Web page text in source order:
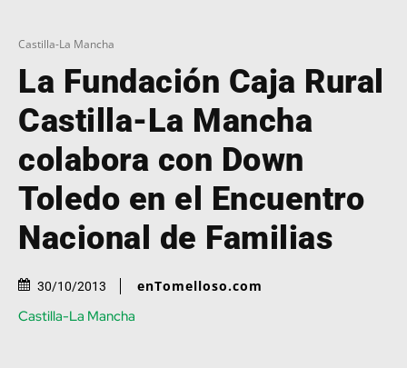
Castilla-La Mancha
La Fundación Caja Rural
Castilla-La Mancha
colabora con Down
Toledo en el Encuentro
Nacional de Familias
30/10/2013 enTomelloso.com
Castilla-La Mancha